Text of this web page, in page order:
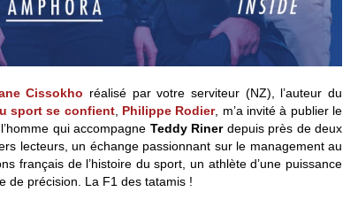
Cissokho réalisé par votre serviteur (NZ), l’auteur du
sport se confient, Philippe Rodier, m’a invité à publier le
qui accompagne Teddy Rinerdepuis près de deux
lecteurs, un échange passionnant sur le management au
français de l’histoire du sport, un athlète d’une puissance
de précision. La F1 des tatamis !